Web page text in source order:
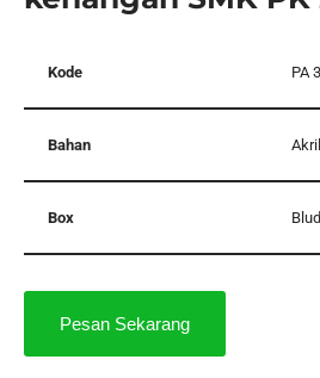
Kode PA
Bahan
Box
Pesan Sekarang